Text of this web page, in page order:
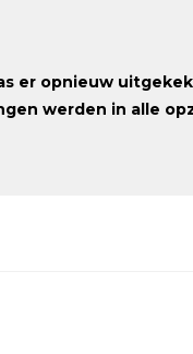
er opnieuw
werden in alle